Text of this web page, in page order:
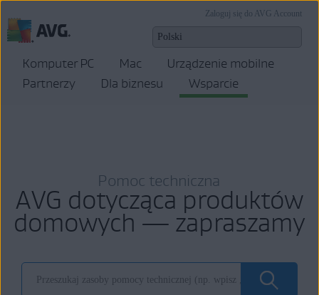
Zaloguj się do AVG Account
Komputer PC Mac
Urządzenie mobilne
Partnerzy
Dla biznesu Wsparcie
Pomoc techniczna
AVG dotycząca produktów
domowych — zapraszamy